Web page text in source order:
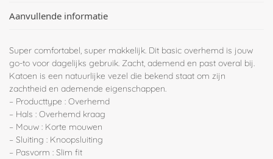
Aanvullende informatie
Super comfortabel, super makkelijk. Dit basic overhemd is jouw
go-to voor dagelijks gebruik. Zacht, ademend en past overal bij.
Katoen is een natuurlijke vezel die bekend staat om zijn
zachtheid en ademende eigenschappen.
– Producttype : Overhemd
– Hals : Overhemd kraag
– Mouw : Korte mouwen
– Sluiting : Knoopsluiting
– Pasvorm : Slim fit